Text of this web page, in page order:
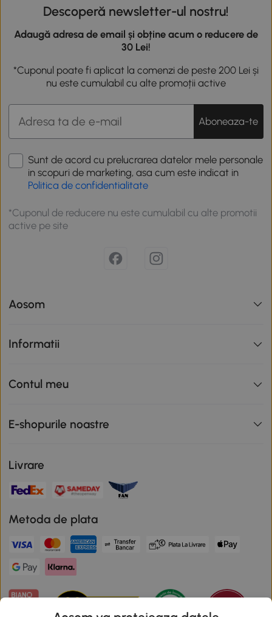
Descoperă newsletter-ul nostru!
Adaugă adresa de email și obține acum o reducere de
30 Lei!
*Cuponul poate fi aplicat la comenzi de peste 200 Lei și
nu este cumulabil cu alte promoții active
Aboneaza-te
Sunt de acord cu prelucrarea datelor mele personale
in scopuri de marketing, asa cum este indicat in
Politica de confidentialitate
*Cuponul de reducere nu este cumulabil cu alte promotii
active pe site
Aosom
Informatii
Contul meu
E-shopurile noastre
Livrare
Metoda de plata